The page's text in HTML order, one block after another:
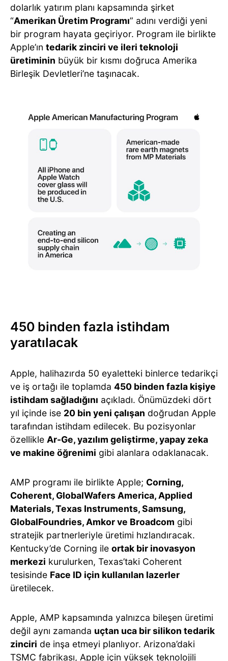
dolarlık yatırım planı kapsamında şirket
“Amerikan Üretim Programı” adını verdiği yeni
bir program hayata geçiriyor. Program ile birlikte
Apple’ın tedarik zinciri ve ileri teknoloji
üretiminin büyük bir kısmı doğruca Amerika
Birleşik Devletleri’ne taşınacak.
450 binden fazla istihdam
yaratılacak
Apple, halihazırda 50 eyaletteki binlerce tedarikçi
ve iş ortağı ile toplamda 450 binden fazla kişiye
istihdam sağladığını açıkladı. Önümüzdeki dört
yıl içinde ise 20 bin yeni çalışan doğrudan Apple
tarafından istihdam edilecek. Bu pozisyonlar
özellikle Ar-Ge, yazılım geliştirme, yapay zeka
ve makine öğrenimi gibi alanlara odaklanacak.
AMP programı ile birlikte Apple; Corning,
Coherent, GlobalWafers America, Applied
Materials, Texas Instruments, Samsung,
GlobalFoundries, Amkor ve Broadcom gibi
stratejik partnerleriyle üretimi hızlandıracak.
Kentucky’de Corning ile ortak bir inovasyon
merkezi kurulurken, Texas’taki Coherent
tesisinde Face ID için kullanılan lazerler
üretilecek.
Apple, AMP kapsamında yalnızca bileşen üretimi
değil aynı zamanda uçtan uca bir silikon tedarik
zinciri de inşa etmeyi planlıyor. Arizona’daki
TSMC fabrikası, Apple için yüksek teknolojili